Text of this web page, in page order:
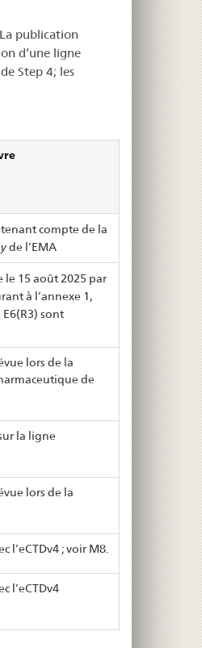
publication
d’une ligne
Step 4; les
compte de la
de l’EMA
le 15 août 2025 par
à l’annexe 1,
E6(R3) sont
lors de la
de
la ligne
lors de la
l’eCTDv4 ; voir M8.
l’eCTDv4